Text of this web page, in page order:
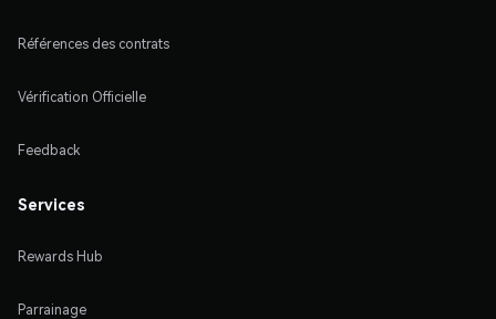
Références des contrats
Vérification Officielle
Feedback
Services
Rewards Hub
Parrainage